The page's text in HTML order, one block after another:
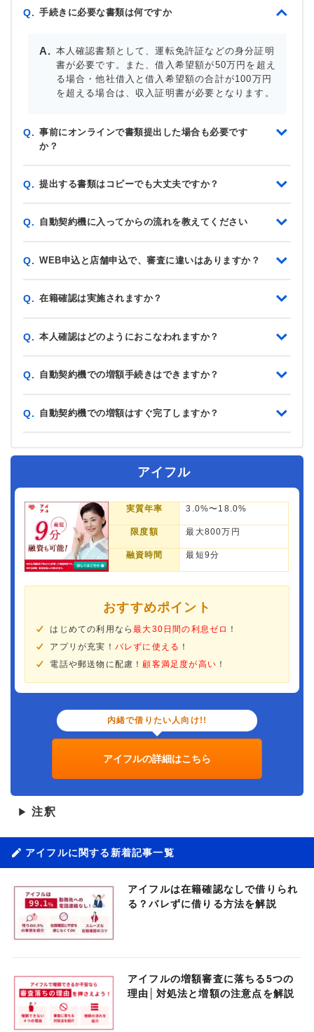
Q. 手続きに必要な書類は何ですか
本人確認書類として、運転免許証などの身分証明
書が必要です。また、借入希望額が50万円を超え
る場合・他社借入と借入希望額の合計が100万円
を超える場合は、収入証明書が必要となります。
Q. 事前にオンラインで書類提出した場合も必要です
か？
Q. 提出する書類はコピーでも大丈夫ですか？
Q. 自動契約機に入ってからの流れを教えてください
Q. WEB申込と店舗申込で、審査に違いはありますか？
Q. 在籍確認は実施されますか？
Q. 本人確認はどのようにおこなわれますか？
Q. 自動契約機での増額手続きはできますか？
Q. 自動契約機での増額はすぐ完了しますか？
アイフル
実質年率 3.0%〜18.0%
限度額 最大800万円
融資時間 最短9分
おすすめポイント
はじめての利用なら最大30日間の利息ゼロ ！
アプリが充実！ バレずに使える ！
電話や郵送物に配慮！ 顧客満足度が高い ！
内緒で借りたい人向け!!
アイフルの詳細はこちら
▶ 注釈
アイフルに関する新着記事一覧
アイフルは在籍確認なしで借りられ
る？バレずに借りる方法を解説
アイフルの増額審査に落ちる5つの
理由│対処法と増額の注意点を解説